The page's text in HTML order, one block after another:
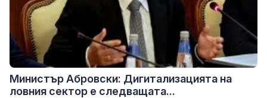
Министър Абровски: Дигитализацията на
ловния сектор е следващата...